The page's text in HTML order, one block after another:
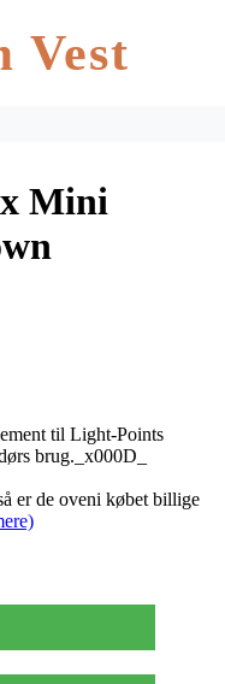
Vest
Mini
til Light-Points
brug._x000D_
er de oveni købet billige